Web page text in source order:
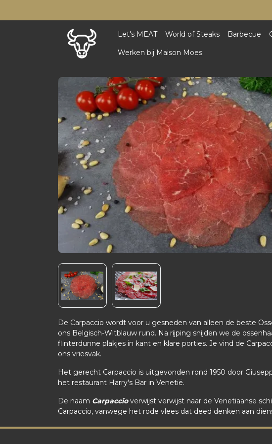
Let's MEAT World of Steaks Barbecue
Werken bij Maison Moes
De Carpaccio wordt voor u gesneden van alleen de beste
ons Belgisch-Witblauw rund. Na rijping snijden we de
flinterdunne plakjes in kant en klare porties. Je vind de
ons vriesvak.
Het gerecht Carpaccio is uitgevonden rond 1950 door
het restaurant Harry's Bar in Venetië.
De naam Carpaccioverwijst verwijst naar de Venetiaanse
Carpaccio, vanwege het rode vlees dat deed denken aan